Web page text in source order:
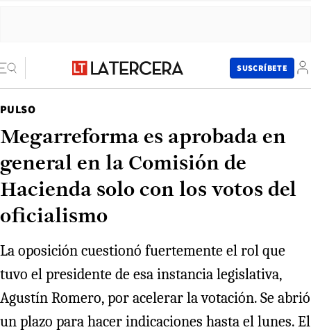
SUSCRÍBETE
PULSO
Megarreforma es aprobada en
general en la Comisión de
Hacienda solo con los votos del
oficialismo
La oposición cuestionó fuertemente el rol que
tuvo el presidente de esa instancia legislativa,
Agustín Romero, por acelerar la votación. Se abrió
un plazo para hacer indicaciones hasta el lunes. El